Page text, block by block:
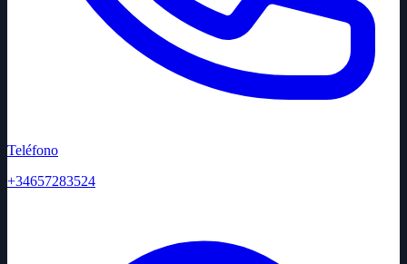
Teléfono
+34657283524